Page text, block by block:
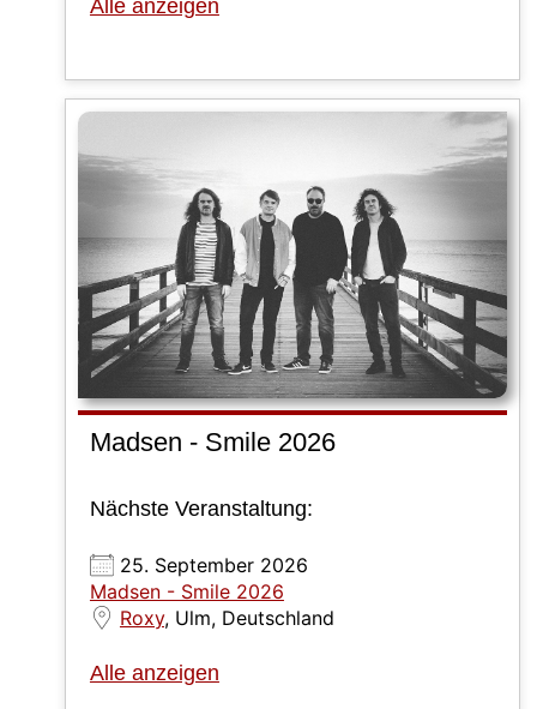
Alle anzeigen
Madsen - Smile 2026
Nächste Veranstaltung:
25. September 2026
Madsen - Smile 2026
Roxy, Ulm, Deutschland
Alle anzeigen